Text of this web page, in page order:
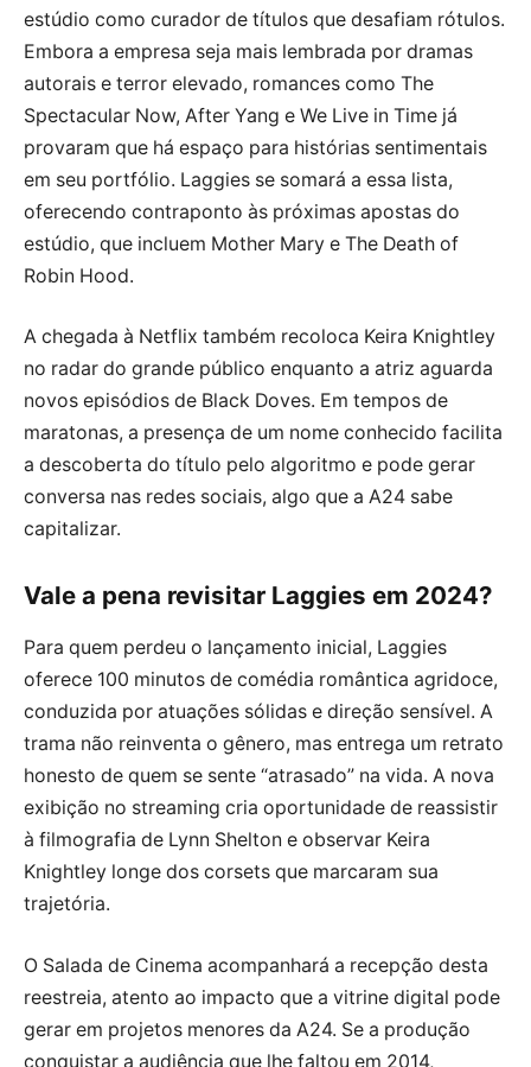
estúdio como curador de títulos que desafiam rótulos.
Embora a empresa seja mais lembrada por dramas
autorais e terror elevado, romances como The
Spectacular Now, After Yang e We Live in Time já
provaram que há espaço para histórias sentimentais
em seu portfólio. Laggies se somará a essa lista,
oferecendo contraponto às próximas apostas do
estúdio, que incluem Mother Mary e The Death of
Robin Hood.
A chegada à Netflix também recoloca Keira Knightley
no radar do grande público enquanto a atriz aguarda
novos episódios de Black Doves. Em tempos de
maratonas, a presença de um nome conhecido facilita
a descoberta do título pelo algoritmo e pode gerar
conversa nas redes sociais, algo que a A24 sabe
capitalizar.
Vale a pena revisitar Laggies em 2024?
Para quem perdeu o lançamento inicial, Laggies
oferece 100 minutos de comédia romântica agridoce,
conduzida por atuações sólidas e direção sensível. A
trama não reinventa o gênero, mas entrega um retrato
honesto de quem se sente “atrasado” na vida. A nova
exibição no streaming cria oportunidade de reassistir
à filmografia de Lynn Shelton e observar Keira
Knightley longe dos corsets que marcaram sua
trajetória.
O Salada de Cinema acompanhará a recepção desta
reestreia, atento ao impacto que a vitrine digital pode
gerar em projetos menores da A24. Se a produção
conquistar a audiência que lhe faltou em 2014,